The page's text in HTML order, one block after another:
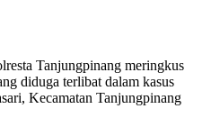
Tanjungpinang meringkus
diduga terlibat dalam kasus
Kecamatan Tanjungpinang